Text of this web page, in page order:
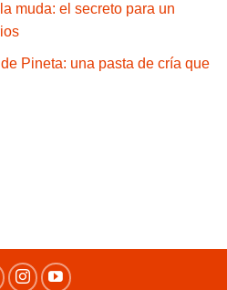
muda: el secreto para un
Pineta: una pasta de cría que